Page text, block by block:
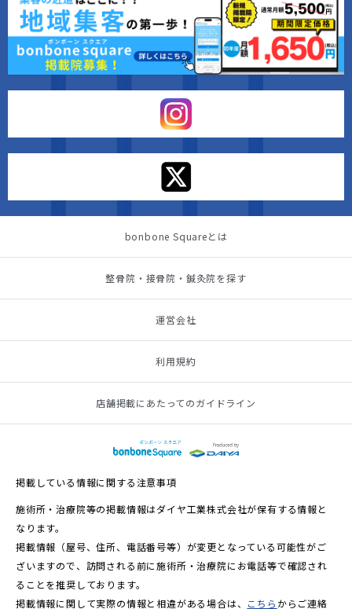
bonbone Squareとは
整骨院・接骨院・鍼灸院を探す
運営会社
利用規約
店舗掲載にあたってのガイドライン
掲載している情報に関する注意事項
施術所・治療院等の掲載情報はダイヤ工業株式会社が保有する情報と
なります。
掲載情報（屋号、住所、電話番号等）が変更となっている可能性がご
ざいますので、訪問される前に施術所・治療院にお電話等で確認され
ることを推奨しております。
掲載情報に関して実際の情報と相違がある場合は、 こちら からご連絡